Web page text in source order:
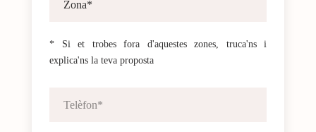
* Si et trobes fora d'aquestes zones, truca'ns i
explica'ns la teva proposta